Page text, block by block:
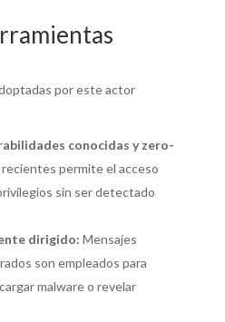
por este actor
conocidas y zero-
permite el acceso
sin ser detectado
dirigido: Mensajes
son empleados para
malware o revelar